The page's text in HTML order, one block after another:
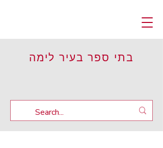
בתי ספר בעיר לימה